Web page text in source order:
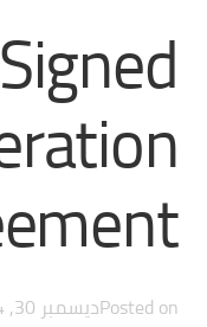
Posted onديسمبر 30, 2024